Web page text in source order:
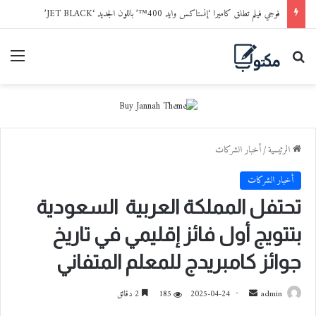
فوجي فيلم تطلق كاميرا ‘إنستاكس وايد 400™’ باللون الجديد ‘JET BLACK’
بحث عن
الرئيسية/أخبار الشركات
أخبار الشركات
تحتفل المملكة العربية السعودية
بتتويج أول فائز إقليمي في تاريخ
جوائز كامبريدج للمعلم المتفاني
admin
2025-04-24
185